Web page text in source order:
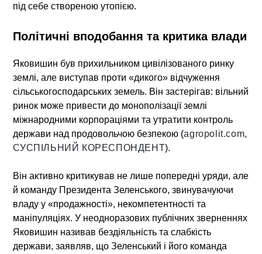
під себе створеною утопією.
Політичні вподобання та критика влади
Яковишин був прихильником цивілізованого ринку
землі, але виступав проти «дикого» відчуження
сільськогосподарських земель. Він застерігав: вільний
ринок може привести до монополізації землі
міжнародними корпораціями та утратити контроль
держави над продовольчою безпекою (agropolit.com,
СУСПІЛЬНИЙ КОРЕСПОНДЕНТ).
Він активно критикував не лише попередні уряди, але
й команду Президента Зеленського, звинувачуючи
владу у «продажності», некомпетентності та
маніпуляціях. У неодноразових публічних зверненнях
Яковишин називав бездіяльність та слабкість
держави, заявляв, що Зеленський і його команда